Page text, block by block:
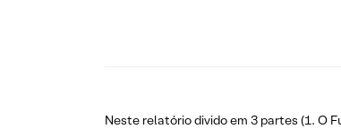
Neste relatório divido em 3 partes (1. O